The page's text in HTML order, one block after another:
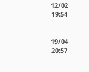
12/02
19:54
19/04
20:57